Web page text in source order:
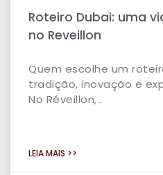
Roteiro Dubai: uma
no Reveillon
Quem escolhe um
tradição, inovação e
No Réveillon,..
LEIA MAIS >>